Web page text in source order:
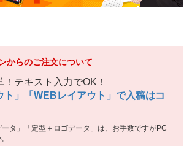
からのご注文について
テキスト入力でOK！
ト」「WEBレイアウト」で入稿はコ
タ」「定型＋ロゴデータ」は、お手数ですがPC